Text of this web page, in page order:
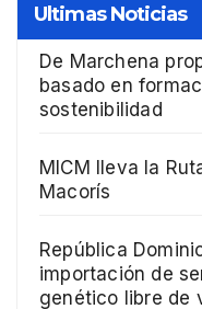
Ultimas Noticias
De Marchena
basado en
sostenibilidad
MICM lleva la
Macorís
República
importación de
genético libre de